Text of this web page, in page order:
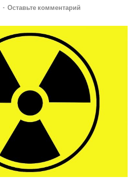
- Оставьте комментарий